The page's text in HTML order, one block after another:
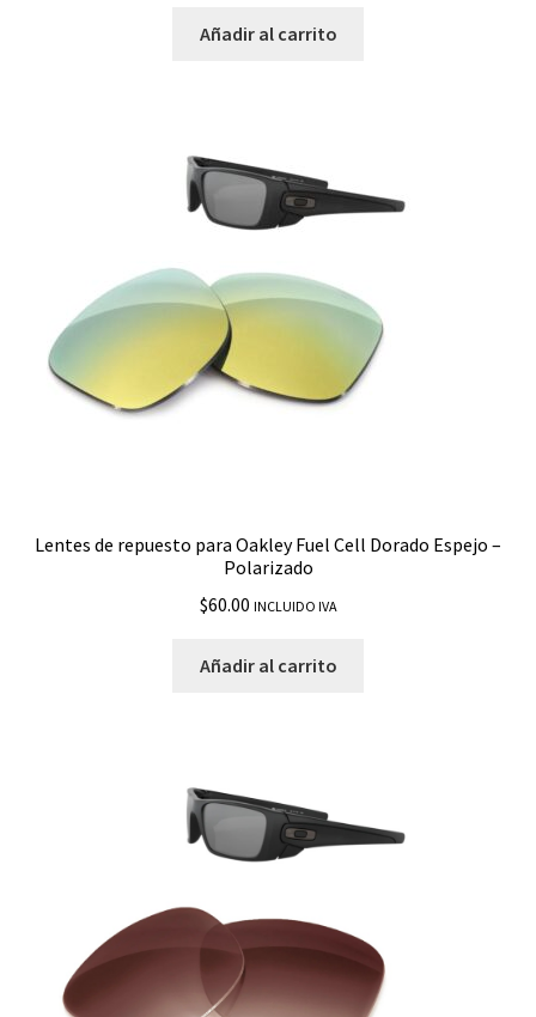
Añadir al carrito
Lentes de repuesto para Oakley Fuel Cell Dorado Espejo –
Polarizado
$60.00 INCLUIDO IVA
Añadir al carrito